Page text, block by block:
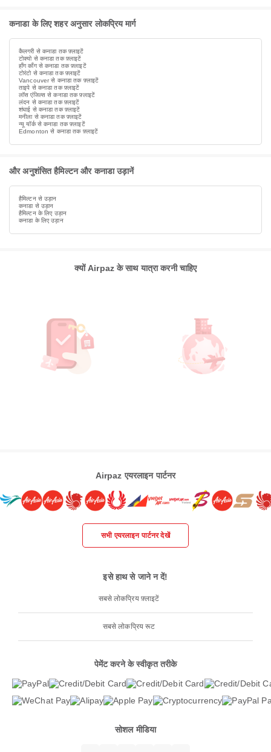
कनाडा के लिए शहर अनुसार लोकप्रिय मार्ग
कैलगरी से कनाडा तक फ़्लाइटें
टोक्यो से कनाडा तक फ़्लाइटें
हाँग काँग से कनाडा तक फ़्लाइटें
टोरंटो से कनाडा तक फ़्लाइटें
Vancouver से कनाडा तक फ़्लाइटें
ताइपे से कनाडा तक फ़्लाइटें
लॉस एंजिल्स से कनाडा तक फ़्लाइटें
लंदन से कनाडा तक फ़्लाइटें
शंघाई से कनाडा तक फ़्लाइटें
मनीला से कनाडा तक फ़्लाइटें
न्यू यॉर्क से कनाडा तक फ़्लाइटें
Edmonton से कनाडा तक फ़्लाइटें
और अनुशंसित हैमिल्टन और कनाडा उड़ानें
हैमिल्टन से उड़ान
कनाडा से उड़ान
हैमिल्टन के लिए उड़ान
कनाडा के लिए उड़ान
क्यों Airpaz के साथ यात्रा करनी चाहिए
Airpaz एयरलाइन पार्टनर
सभी एयरलाइन पार्टनर देखें
इसे हाथ से जाने न दें!
सबसे लोकप्रिय फ़्लाइटें
सबसे लोकप्रिय रूट
पेमेंट करने के स्वीकृत तरीके
सोशल मीडिया